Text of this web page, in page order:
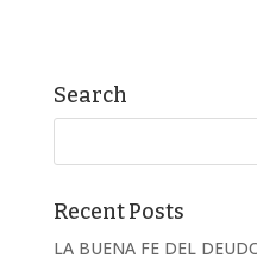
Search
Recent Posts
LA BUENA FE DEL